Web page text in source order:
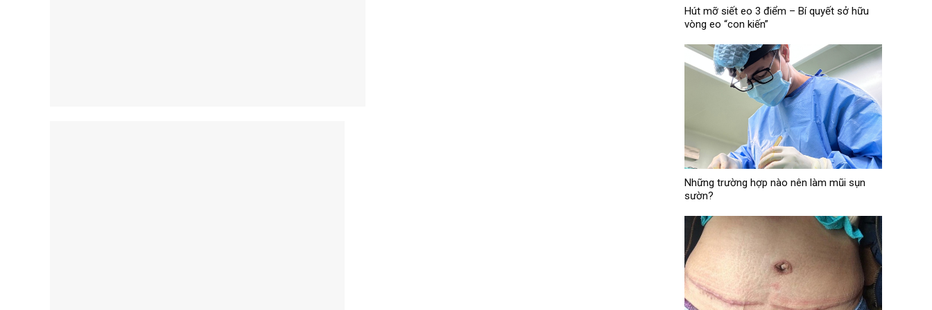
Hút mỡ siết eo 3 điểm – Bí quyết sở hữu
vòng eo “con kiến”
Những trường hợp nào nên làm mũi sụn
sườn?